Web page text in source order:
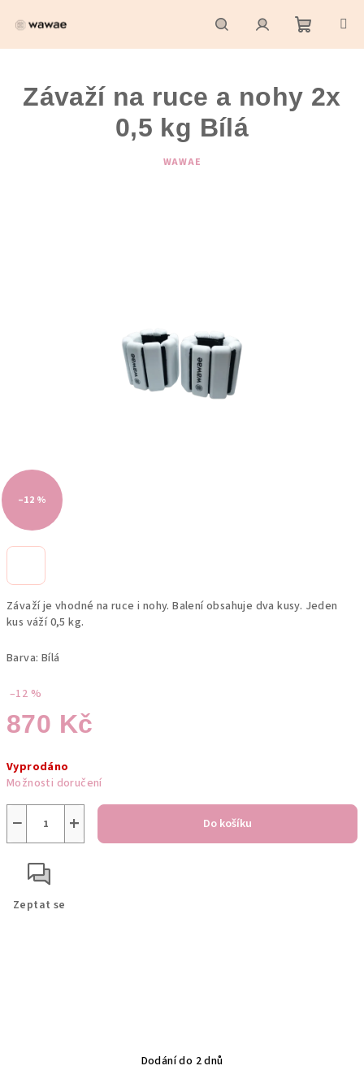
HledatPřihlášeníNákupní
košík
Závaží je vhodné na ruce i nohy. Balení obsahuje dva kusy. Jeden
kus váží 0,5 kg.
Barva: Bílá
–12 %
870 Kč
cena:
Vyprodáno
Možnosti doručení
+
− Do košíku
Zeptat se
Závaží na ruce a nohy 2x
0,5 kg Bílá
WAWAE
–12 %
Dodání do 2 dnů